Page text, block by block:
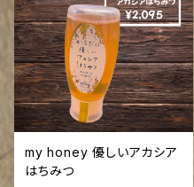
my honey 優しいアカシア
はちみつ